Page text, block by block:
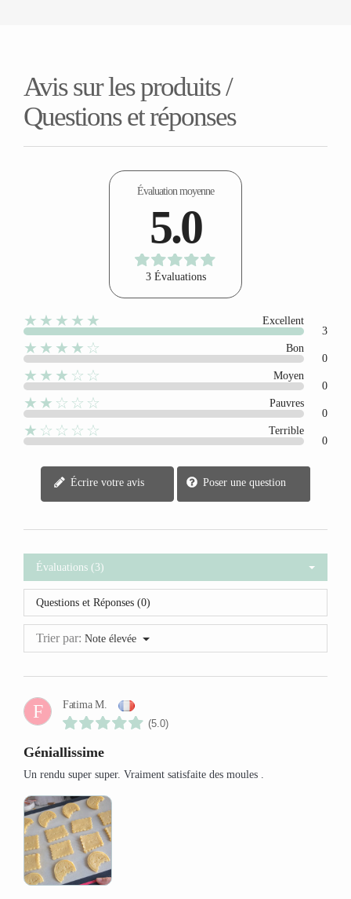
Avis sur les produits /
Questions et réponses
Évaluation moyenne
5.0
3 Évaluations
★★★★★
Excellent
3
★★★★☆
Bon
0
★★★☆☆
Moyen
0
★★☆☆☆
Pauvres
0
★☆☆☆☆
Terrible
0
Écrire votre avis Poser une question
Évaluations (3)
Questions et Réponses (0)
Trier par: Note élevée
F
Fatima M.
(5.0)
Géniallissime
Un rendu super super. Vraiment satisfaite des moules .